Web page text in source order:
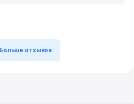
Больше отзывов